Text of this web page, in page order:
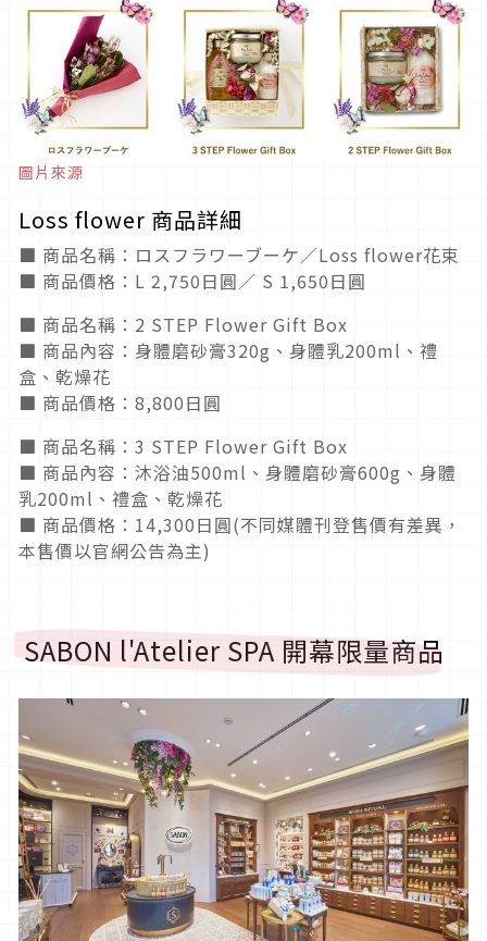
圖片來源
Loss flower 商品詳細
■ 商品名稱：ロスフラワーブーケ／Loss flower花束
■ 商品價格：L 2,750日圓／ S 1,650日圓
■ 商品名稱：2 STEP Flower Gift Box
■ 商品內容：身體磨砂膏320g、身體乳200ml、禮
盒、乾燥花
■ 商品價格：8,800日圓
■ 商品名稱：3 STEP Flower Gift Box
■ 商品內容：沐浴油500ml、身體磨砂膏600g、身體
乳200ml、禮盒、乾燥花
■ 商品價格：14,300日圓(不同媒體刊登售價有差異，
本售價以官網公告為主)
SABON l'Atelier SPA 開幕限量商品